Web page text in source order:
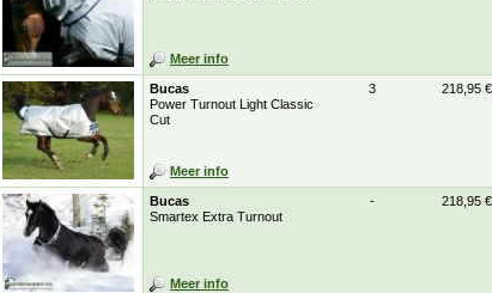
Meer info
Meer info
Bucas
Power Turnout Light Classic
Cut
3 218,95 €
Meer info
Bucas
Smartex Extra Turnout
- 218,95 €